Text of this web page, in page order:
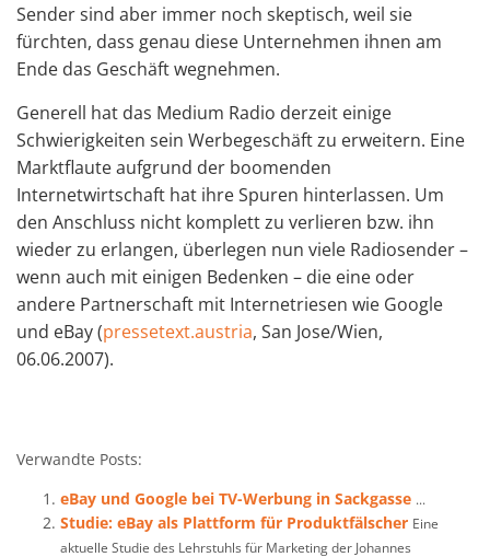
Sender sind aber immer noch skeptisch, weil sie
fürchten, dass genau diese Unternehmen ihnen am
Ende das Geschäft wegnehmen.
Generell hat das Medium Radio derzeit einige
Schwierigkeiten sein Werbegeschäft zu erweitern. Eine
Marktflaute aufgrund der boomenden
Internetwirtschaft hat ihre Spuren hinterlassen. Um
den Anschluss nicht komplett zu verlieren bzw. ihn
wieder zu erlangen, überlegen nun viele Radiosender –
wenn auch mit einigen Bedenken – die eine oder
andere Partnerschaft mit Internetriesen wie Google
und eBay (pressetext.austria, San Jose/Wien,
06.06.2007).
Verwandte Posts:
eBay und Google bei TV-Werbung in Sackgasse ...
Studie: eBay als Plattform für Produktfälscher Eine
aktuelle Studie des Lehrstuhls für Marketing der Johannes